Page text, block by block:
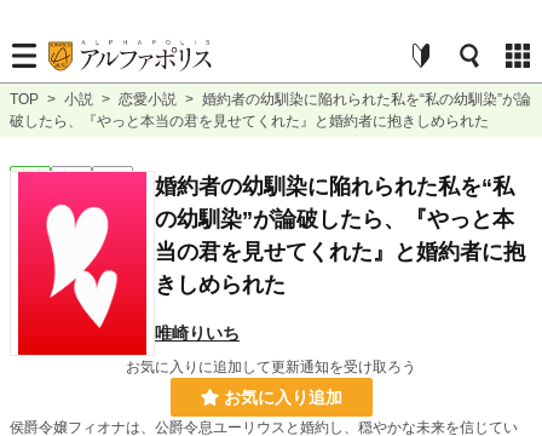
TOP > 小説 > 恋愛小説 > 婚約者の幼馴染に陥れられた私を“私の幼馴染”が論
破したら、『やっと本当の君を見せてくれた』と婚約者に抱きしめられた
恋愛 完結 短編
婚約者の幼馴染に陥れられた私を“私
の幼馴染”が論破したら、『やっと本
当の君を見せてくれた』と婚約者に抱
きしめられた
唯崎りいち
お気に入りに追加して更新通知を受け取ろう
お気に入り追加
侯爵令嬢フィオナは、公爵令息ユーリウスと婚約し、穏やかな未来を信じてい